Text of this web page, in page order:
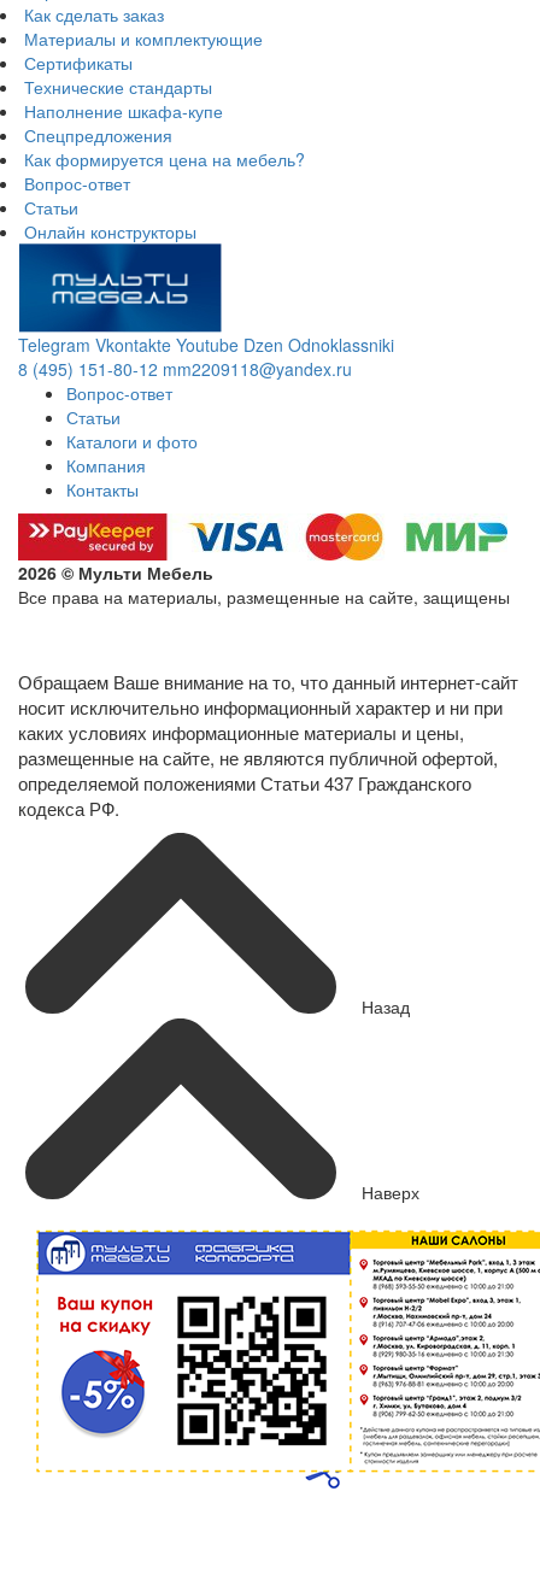
Как сделать заказ
Материалы и комплектующие
Сертификаты
Технические стандарты
Наполнение шкафа-купе
Спецпредложения
Как формируется цена на мебель?
Вопрос-ответ
Статьи
Онлайн конструкторы
Telegram Vkontakte Youtube Dzen Odnoklassniki
8 (495) 151-80-12 mm2209118@yandex.ru
Вопрос-ответ
Статьи
Каталоги и фото
Компания
Контакты
2026 © Мульти Мебель
Все права на материалы, размещенные на сайте, защищены
Обращаем Ваше внимание на то, что данный интернет-сайт
носит исключительно информационный характер и ни при
каких условиях информационные материалы и цены,
размещенные на сайте, не являются публичной офертой,
определяемой положениями Статьи 437 Гражданского
кодекса РФ.
Назад
Наверх